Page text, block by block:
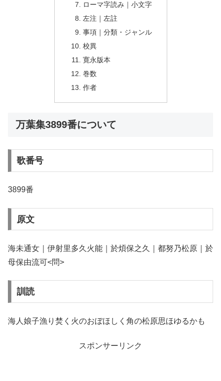
ローマ字読み｜小文字
左注｜左註
事項｜分類・ジャンル
校異
寛永版本
巻数
作者
万葉集3899番について
歌番号
3899番
原文
海未通女｜伊射里多久火能｜於煩保之久｜都努乃松原｜於
母保由流可<問>
訓読
海人娘子漁り焚く火のおぼほしく角の松原思ほゆるかも
スポンサーリンク